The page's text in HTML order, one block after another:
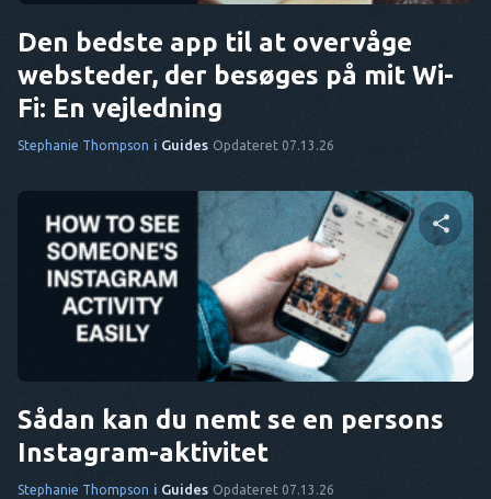
Den bedste app til at overvåge
websteder, der besøges på mit Wi-
Fi: En vejledning
Stephanie Thompson i Guides Opdateret 07.13.26
Del denne artikel
Twitter Facebook
Sådan kan du nemt se en persons
Instagram-aktivitet
Stephanie Thompson i Guides Opdateret 07.13.26